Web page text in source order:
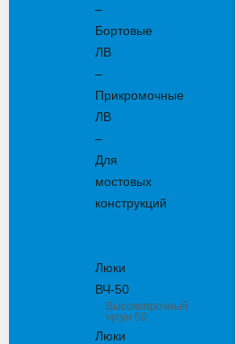
–
Бортовые
ЛВ
–
Прикромочные
ЛВ
–
Для
мостовых
конструкций
Люки
ВЧ-50
Высокопрочный
чугун 50
Люки